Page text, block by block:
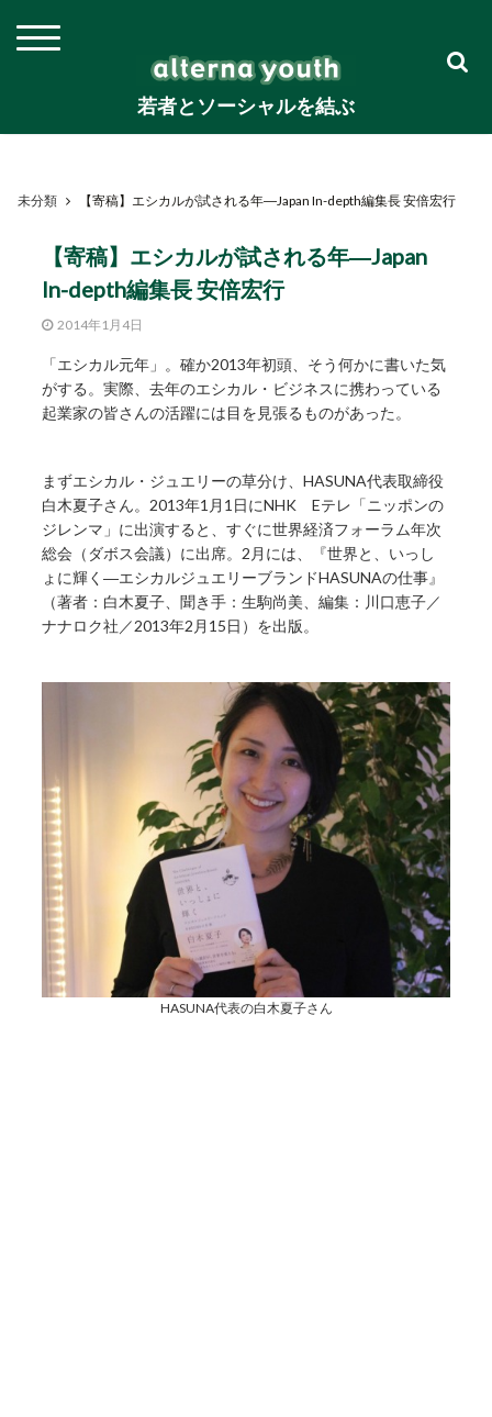
若者とソーシャルを結ぶ
未分類 【寄稿】エシカルが試される年―Japan In-depth編集長 安倍宏行
【寄稿】エシカルが試される年―Japan
In-depth編集長 安倍宏行
2014年1月4日
「エシカル元年」。確か2013年初頭、そう何かに書いた気
がする。実際、去年のエシカル・ビジネスに携わっている
起業家の皆さんの活躍には目を見張るものがあった。
まずエシカル・ジュエリーの草分け、HASUNA代表取締役
白木夏子さん。2013年1月1日にNHK Eテレ「ニッポンの
ジレンマ」に出演すると、すぐに世界経済フォーラム年次
総会（ダボス会議）に出席。2月には、『世界と、いっし
ょに輝く―エシカルジュエリーブランドHASUNAの仕事』
（著者：白木夏子、聞き手：生駒尚美、編集：川口恵子／
ナナロク社／2013年2月15日）を出版。
HASUNA代表の白木夏子さん